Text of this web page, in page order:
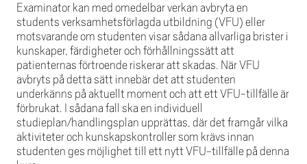
Examinator kan med omedelbar verkan avbryta en
students verksamhetsförlagda utbildning (VFU) eller
motsvarande om studenten visar sådana allvarliga brister i
kunskaper, färdigheter och förhållningssätt att
patienternas förtroende riskerar att skadas. När VFU
avbryts på detta sätt innebär det att studenten
underkänns på aktuellt moment och att ett VFU-tillfälle är
förbrukat. I sådana fall ska en individuell
studieplan/handlingsplan upprättas, där det framgår vilka
aktiviteter och kunskapskontroller som krävs innan
studenten ges möjlighet till ett nytt VFU-tillfälle på denna